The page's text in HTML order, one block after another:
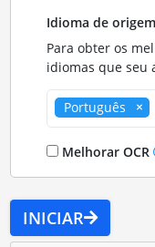
Idioma de
Para obter os
idiomas que seu
Português
Melhorar OCR
INICIAR